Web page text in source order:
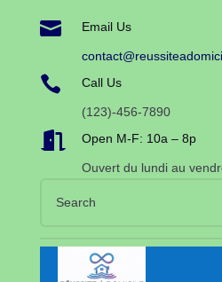
 Email Us
 Call Us
(123)-456-7890
 Open M-F: 10a – 8p
Ouvert du lundi au